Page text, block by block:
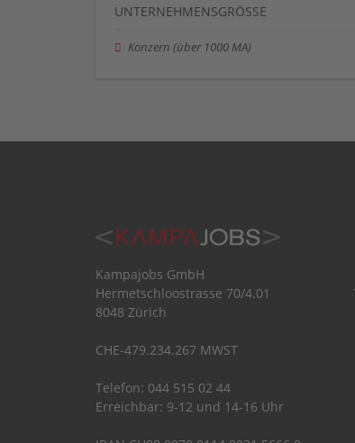
UNTERNEHMENSGRÖSSE
Konzern (über 1000 MA)
Kampajobs GmbH
Hermetschloostrasse 70/4.01
8048 Zürich
CHE-479.234.267 MWST
Telefon: 044 515 02 44
Erreichbar: 9-12 und 14-16 Uhr